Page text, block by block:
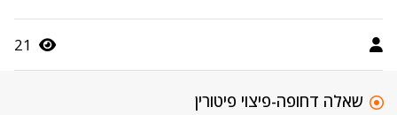
21
שאלה דחופה-פיצוי פיטורין